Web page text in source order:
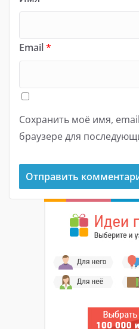
Email*
Сохранить моё имя,
браузере для